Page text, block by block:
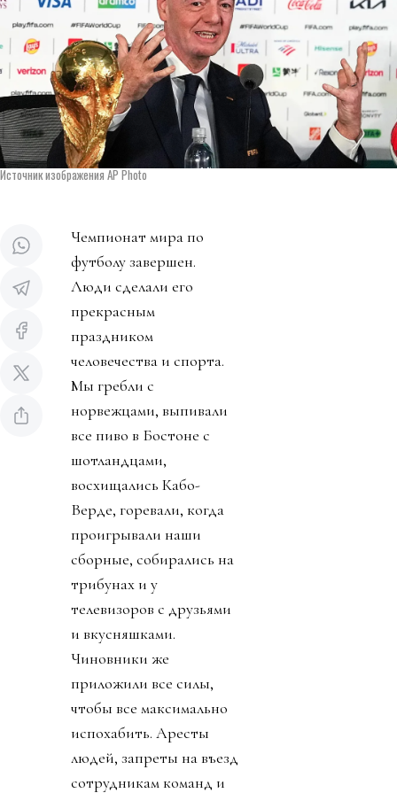
Источник изображения AP Photo
Чемпионат мира по
футболу завершен.
Люди сделали его
прекрасным
праздником
человечества и спорта.
Мы гребли с
норвежцами, выпивали
все пиво в Бостоне с
шотландцами,
восхищались Кабо-
Верде, горевали, когда
проигрывали наши
сборные, собирались на
трибунах и у
телевизоров с друзьями
и вкусняшками.
Чиновники же
приложили все силы,
чтобы все максимально
испохабить. Аресты
людей, запреты на въезд
сотрудникам команд и